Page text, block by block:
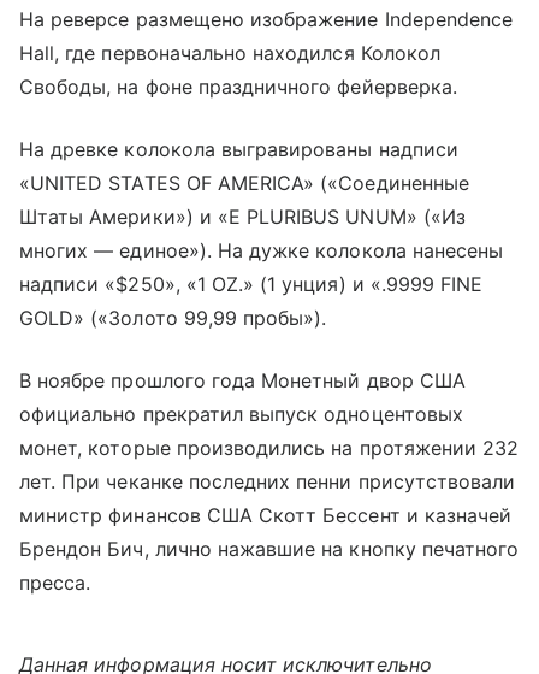
На реверсе размещено изображение Independence
Hall, где первоначально находился Колокол
Свободы, на фоне праздничного фейерверка.
На древке колокола выгравированы надписи
«UNITED STATES OF AMERICA» («Соединенные
Штаты Америки») и «E PLURIBUS UNUM» («Из
многих — единое»). На дужке колокола нанесены
надписи «$250», «1 OZ.» (1 унция) и «.9999 FINE
GOLD» («Золото 99,99 пробы»).
В ноябре прошлого года Монетный двор США
официально прекратил выпуск одноцентовых
монет, которые производились на протяжении 232
лет. При чеканке последних пенни присутствовали
министр финансов США Скотт Бессент и казначей
Брендон Бич, лично нажавшие на кнопку печатного
пресса.
Данная информация носит исключительно